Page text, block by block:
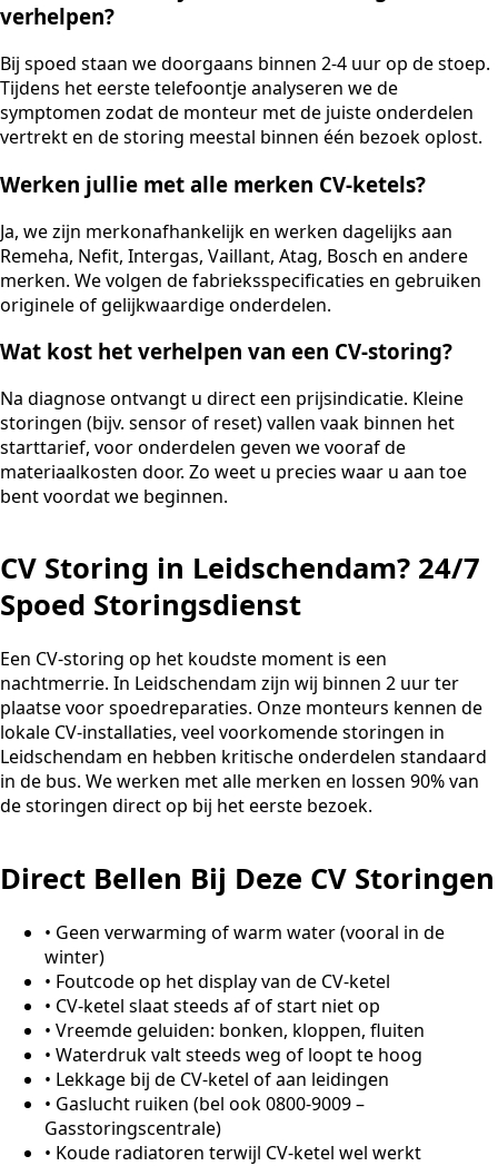
verhelpen?
Bij spoed staan we doorgaans binnen 2-4 uur op de stoep.
Tijdens het eerste telefoontje analyseren we de
symptomen zodat de monteur met de juiste onderdelen
vertrekt en de storing meestal binnen één bezoek oplost.
Werken jullie met alle merken CV-ketels?
Ja, we zijn merkonafhankelijk en werken dagelijks aan
Remeha, Nefit, Intergas, Vaillant, Atag, Bosch en andere
merken. We volgen de fabrieksspecificaties en gebruiken
originele of gelijkwaardige onderdelen.
Wat kost het verhelpen van een CV-storing?
Na diagnose ontvangt u direct een prijsindicatie. Kleine
storingen (bijv. sensor of reset) vallen vaak binnen het
starttarief, voor onderdelen geven we vooraf de
materiaalkosten door. Zo weet u precies waar u aan toe
bent voordat we beginnen.
CV Storing in Leidschendam? 24/7
Spoed Storingsdienst
Een CV-storing op het koudste moment is een
nachtmerrie. In Leidschendam zijn wij binnen 2 uur ter
plaatse voor spoedreparaties. Onze monteurs kennen de
lokale CV-installaties, veel voorkomende storingen in
Leidschendam en hebben kritische onderdelen standaard
in de bus. We werken met alle merken en lossen 90% van
de storingen direct op bij het eerste bezoek.
Direct Bellen Bij Deze CV Storingen
• Geen verwarming of warm water (vooral in de
winter)
• Foutcode op het display van de CV-ketel
• CV-ketel slaat steeds af of start niet op
• Vreemde geluiden: bonken, kloppen, fluiten
• Waterdruk valt steeds weg of loopt te hoog
• Lekkage bij de CV-ketel of aan leidingen
• Gaslucht ruiken (bel ook 0800-9009 –
Gasstoringscentrale)
• Koude radiatoren terwijl CV-ketel wel werkt